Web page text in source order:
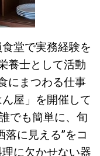
堂で実務経験を
養士として活動
にまつわる仕事
屋」を開催して
でも簡単に、旬
に見える”をコ
に欠かせない器